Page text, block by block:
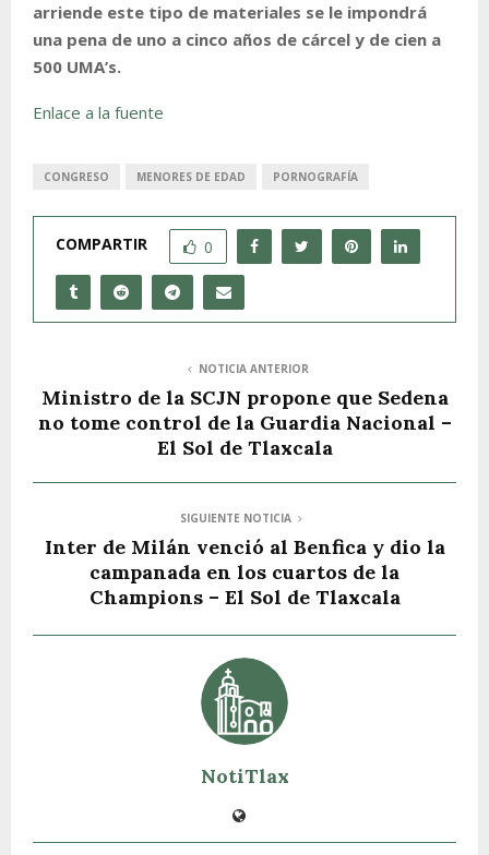
arriende este tipo de materiales se le impondrá
una pena de uno a cinco años de cárcel y de cien a
500 UMA’s.
Enlace a la fuente
CONGRESO MENORES DE EDAD PORNOGRAFÍA
COMPARTIR 0
NOTICIA ANTERIOR
Ministro de la SCJN propone que Sedena
no tome control de la Guardia Nacional –
El Sol de Tlaxcala
SIGUIENTE NOTICIA
Inter de Milán venció al Benfica y dio la
campanada en los cuartos de la
Champions – El Sol de Tlaxcala
NotiTlax